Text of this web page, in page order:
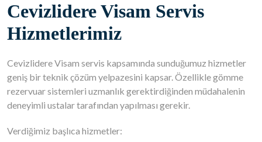
Cevizlidere Visam Servis
Hizmetlerimiz
Cevizlidere Visam servis kapsamında sunduğumuz hizmetler
geniş bir teknik çözüm yelpazesini kapsar. Özellikle gömme
rezervuar sistemleri uzmanlık gerektirdiğinden müdahalenin
deneyimli ustalar tarafından yapılması gerekir.
Verdiğimiz başlıca hizmetler: